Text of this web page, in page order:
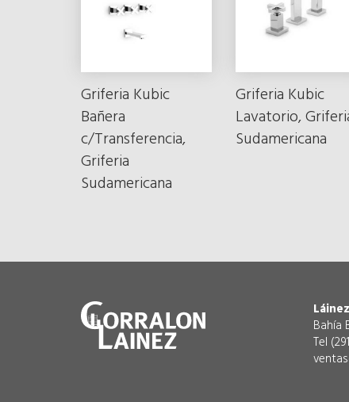
Griferia Kubic
Bañera
c/Transferencia,
Griferia
Sudamericana
Griferia Kubic
Lavatorio,
Sudamericana
Bahía
Tel